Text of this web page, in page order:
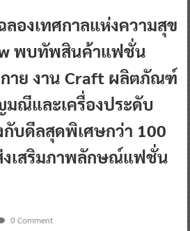
องเทศกาลแห่งความสุข
พบทัพสินค้าแฟชั่น
กาย งาน Craft ผลิตภัณฑ์
ณีและเครื่องประดับ
บดีลสุดพิเศษกว่า 100
งเสริมภาพลักษณ์แฟชั่น
0 Comment